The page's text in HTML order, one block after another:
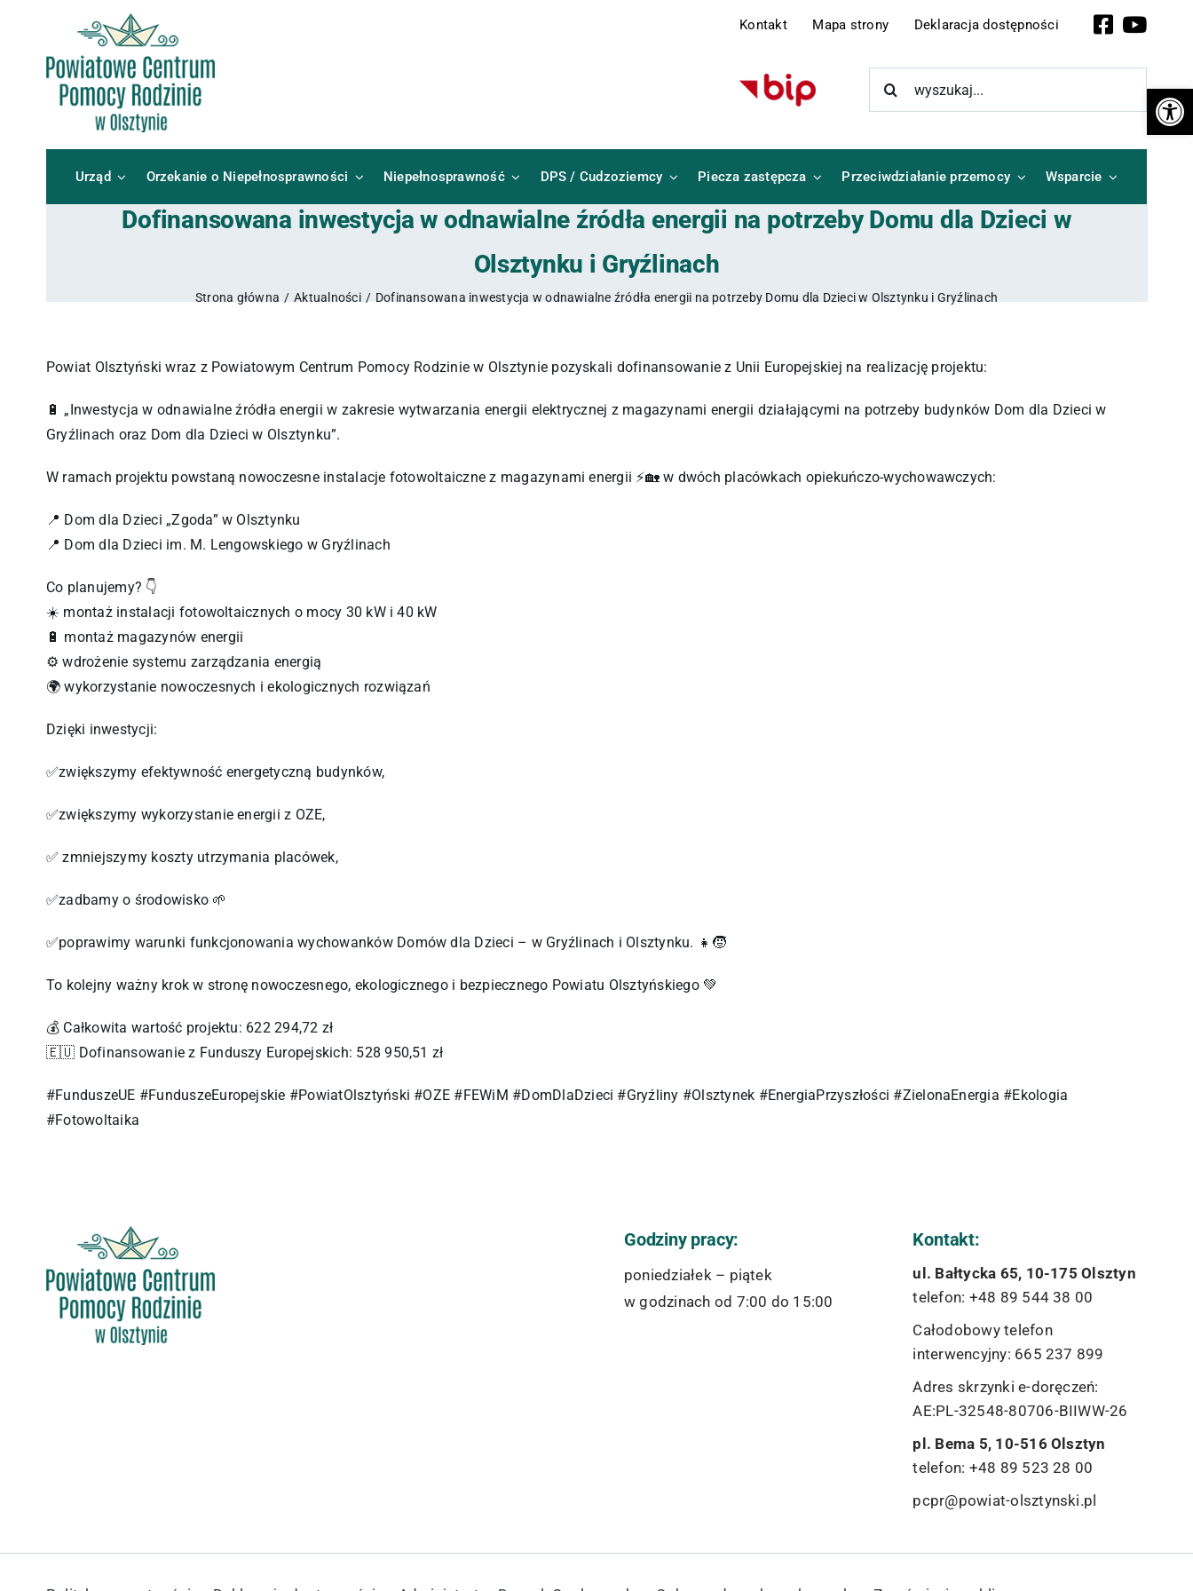
zawartości
Kontakt Mapa strony Deklaracja dostępności Facebook
Urząd Orzekanie o Niepełnosprawności Niepełnosprawność DPS / Cudzoziemcy Piecza zastępcza Przeciwdziałanie przemocy Wsparcie
Dofinansowana inwestycja w odnawialne źródła energii na potrzeby Domu dla Dzieci w
Olsztynku i Gryźlinach
Strona główna Aktualności Dofinansowana inwestycja w odnawialne źródła energii na potrzeby Domu dla Dzieci w Olsztynku i Gryźlinach
Powiat Olsztyński wraz z Powiatowym Centrum Pomocy Rodzinie w Olsztynie pozyskali dofinansowanie z Unii Europejskiej na realizację projektu:
🔋 „Inwestycja w odnawialne źródła energii w zakresie wytwarzania energii elektrycznej z magazynami energii działającymi na potrzeby budynków Dom dla Dzieci w
Gryźlinach oraz Dom dla Dzieci w Olsztynku”.
W ramach projektu powstaną nowoczesne instalacje fotowoltaiczne z magazynami energii ⚡🏡 w dwóch placówkach opiekuńczo-wychowawczych:
📍 Dom dla Dzieci „Zgoda” w Olsztynku
📍 Dom dla Dzieci im. M. Lengowskiego w Gryźlinach
Co planujemy? 👇
☀️ montaż instalacji fotowoltaicznych o mocy 30 kW i 40 kW
🔋 montaż magazynów energii
⚙️ wdrożenie systemu zarządzania energią
🌍 wykorzystanie nowoczesnych i ekologicznych rozwiązań
Dzięki inwestycji:
✅zwiększymy efektywność energetyczną budynków,
✅zwiększymy wykorzystanie energii z OZE,
✅ zmniejszymy koszty utrzymania placówek,
✅zadbamy o środowisko 🌱
✅poprawimy warunki funkcjonowania wychowanków Domów dla Dzieci – w Gryźlinach i Olsztynku. 👧🧒
To kolejny ważny krok w stronę nowoczesnego, ekologicznego i bezpiecznego Powiatu Olsztyńskiego 💚
💰 Całkowita wartość projektu: 622 294,72 zł
🇪🇺 Dofinansowanie z Funduszy Europejskich: 528 950,51 zł
#FunduszeUE #FunduszeEuropejskie #PowiatOlsztyński #OZE #FEWiM #DomDlaDzieci #Gryźliny #Olsztynek #EnergiaPrzyszłości #ZielonaEnergia #Ekologia
#Fotowoltaika
Godziny pracy:
poniedziałek – piątek
w godzinach od 7:00 do 15:00
Kontakt:
ul. Bałtycka 65, 10-175 Olsztyn
telefon: +48 89 544 38 00
Całodobowy telefon
interwencyjny: 665 237 899
Adres skrzynki e-doręczeń:
AE:PL-32548-80706-BIIWW-26
pl. Bema 5, 10-516 Olsztyn
telefon: +48 89 523 28 00
pcpr@powiat-olsztynski.pl